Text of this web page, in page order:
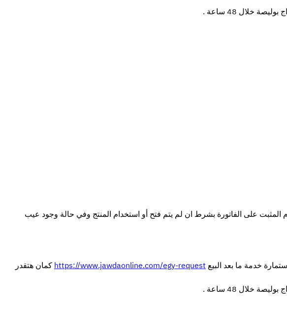
خلال 48 ساعة .
المنتجات ويحق للمستهلك أن يستبدل المنتج خلال 14 يوم من تاريخ الاستلام المثبت على الفاتورة بشرط ان لم يتم فتح أو استخدام المنتج وفي حالة وجود عيب
خدمة ما بعد البيع https://www.jawdaonline.com/egy-requestكمان هتقدر
خلال 48 ساعة .